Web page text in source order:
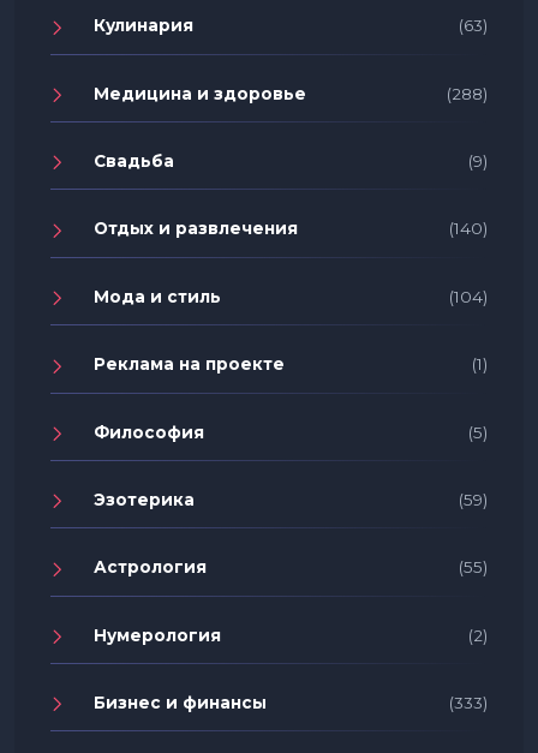
Кулинария (63)
Медицина и здоровье (288)
Свадьба (9)
Отдых и развлечения (140)
Мода и стиль (104)
Реклама на проекте (1)
Философия (5)
Эзотерика (59)
Астрология (55)
Нумерология (2)
Бизнес и финансы (333)